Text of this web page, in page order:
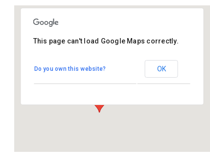
De Regenboog - Bemmel
Bloemenstraat 2 - Bemmel
This page can't load Google Maps correctly.
Do you own this website? OK